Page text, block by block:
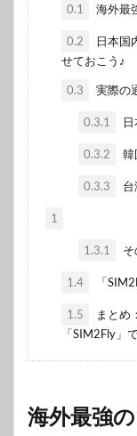
0.1 海外最
0.2
日本国
せておこう♪
0.3 実際の
0.3.1
0.3.2 韓
0.3.3
1
1.3.1
1.4 「
1.5
まとめ
「SIM2Fly」
海外最強